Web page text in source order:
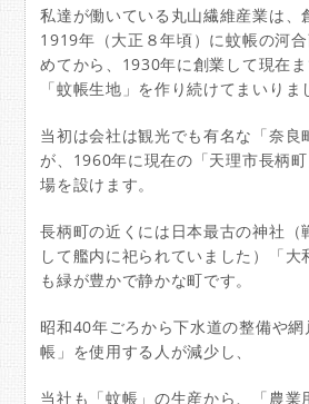
私達が働いている丸山繊維産業は、
1919年（大正８年頃）に蚊帳の河
めてから、1930年に創業して現在
「蚊帳生地」を作り続けてまいりま
当初は会社は観光でも有名な「奈良
が、1960年に現在の「天理市長柄
場を設けます。
長柄町の近くには日本最古の神社（
して艦内に祀られていました）「大
も緑が豊かで静かな町です。
昭和40年ごろから下水道の整備や
帳」を使用する人が減少し、
当社も「蚊帳」の生産から、「農業